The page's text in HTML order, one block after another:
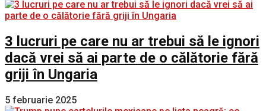
3 lucruri pe care nu ar trebui să le ignori
dacă vrei să ai parte de o călătorie fără
griji în Ungaria
5 februarie 2025